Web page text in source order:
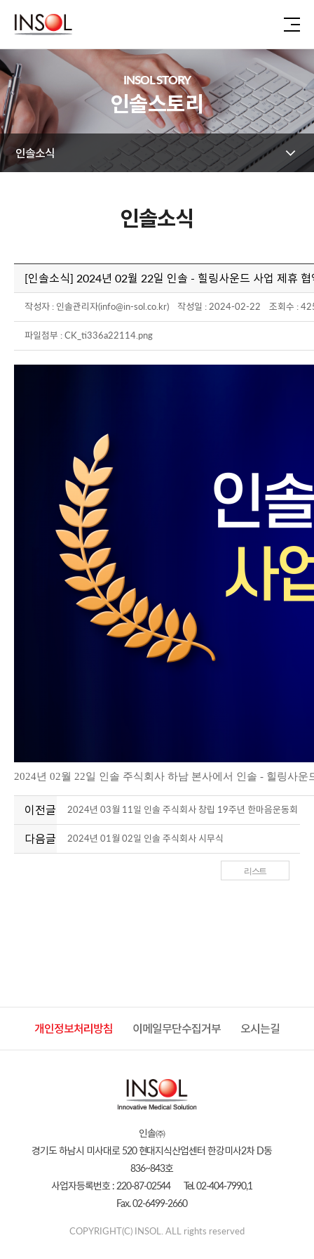
INSOL STORY
인솔스토리
인솔소식
인솔소식
[인솔소식] 2024년 02월 22일 인솔 - 힐링사운드 사업 제휴 협
작성자 : 인솔관리자(info@in-sol.co.kr) 작성일 : 2024-02-22 조회수 :
파일첨부 :CK_ti336a22114.png
2024년 02월 22일 인솔 주식회사 하남 본사에서 인솔 - 힐링사
이전글 2024년 03월 11일 인솔 주식회사 창립 19주년 한마음운동회
다음글 2024년 01월 02일 인솔 주식회사 시무식
리스트
개인정보처리방침 이메일무단수집거부 오시는길
인솔㈜
경기도 하남시 미사대로 520 현대지식산업센터 한강미사2차 D동
836~843호
사업자등록번호 : 220-87-02544
Tel. 02-404-7990,1
Fax. 02-6499-2660
COPYRIGHT(C) INSOL. ALL rights reserved